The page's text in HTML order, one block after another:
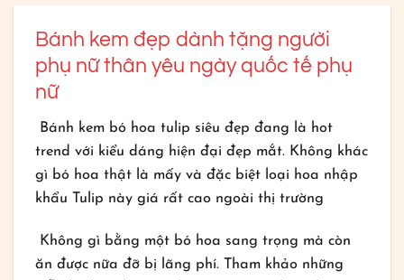
Bánh kem đẹp dành tặng người
phụ nữ thân yêu ngày quốc tế phụ
nữ
Bánh kem bó hoa tulip siêu đẹp đang là hot
trend với kiểu dáng hiện đại đẹp mắt. Không khác
gì bó hoa thật là mấy và đặc biệt loại hoa nhập
khẩu Tulip này giá rất cao ngoài thị trường
Không gì bằng một bó hoa sang trọng mà còn
ăn được nữa đỡ bị lãng phí. Tham khảo những